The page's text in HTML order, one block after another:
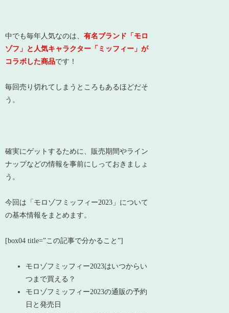
中でも毎年人気なのは、有名ブランド「モロ
ゾフ」と人気キャラクター「ミッフィー」が
コラボした商品です！
毎回売り切れてしまうところもあるほどだそ
う。
確実にゲットするために、販売期間やライン
ナップなどの情報を事前にしっておきましょ
う。
今回は「モロゾフミッフィー2023」について
の基本情報をまとめます。
[box04 title=”この記事で分かること”]
モロゾフミッフィー2023はいつからい
つまで買える？
モロゾフミッフィー2023の通販の予約
日と発売日